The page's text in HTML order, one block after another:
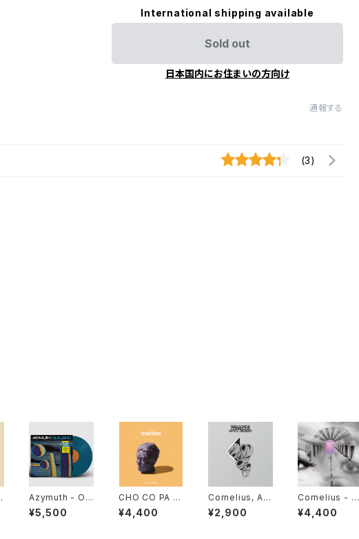
International shipping available
Sold out
日本国内にお住まいの方向け
通報する
(3)
Azymuth - Ou
tubro "LP"
¥5,500
CHO CO PA C
O CHO CO QU
IN QUIN - Tra
¥4,400
Cornelius, Art
o Lindsay - B
ad Advice / M
¥2,900
Cornelius - 夢
中夢 -Dream I
n Dream- "LP"
¥4,400